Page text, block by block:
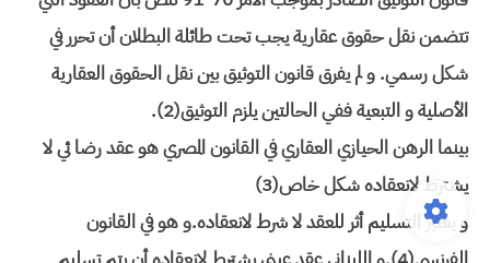
تتضمن نقل حقوق عقارية يجب تحت طائلة البطلان أن تحرر في
شكل رسمي. و لم يفرق قانون التوثيق بين نقل الحقوق العقارية
الأصلية و التبعية ففي الحالتين يلزم التوثيق(2).
بينما الرهن الحيازي العقاري في القانون المصري هو عقد رضا ئي لا
يشترط لانعقاده شكل خاص(3)
و يعتبر التسليم أثر للعقد لا شرط لانعقاده.و هو في القانون